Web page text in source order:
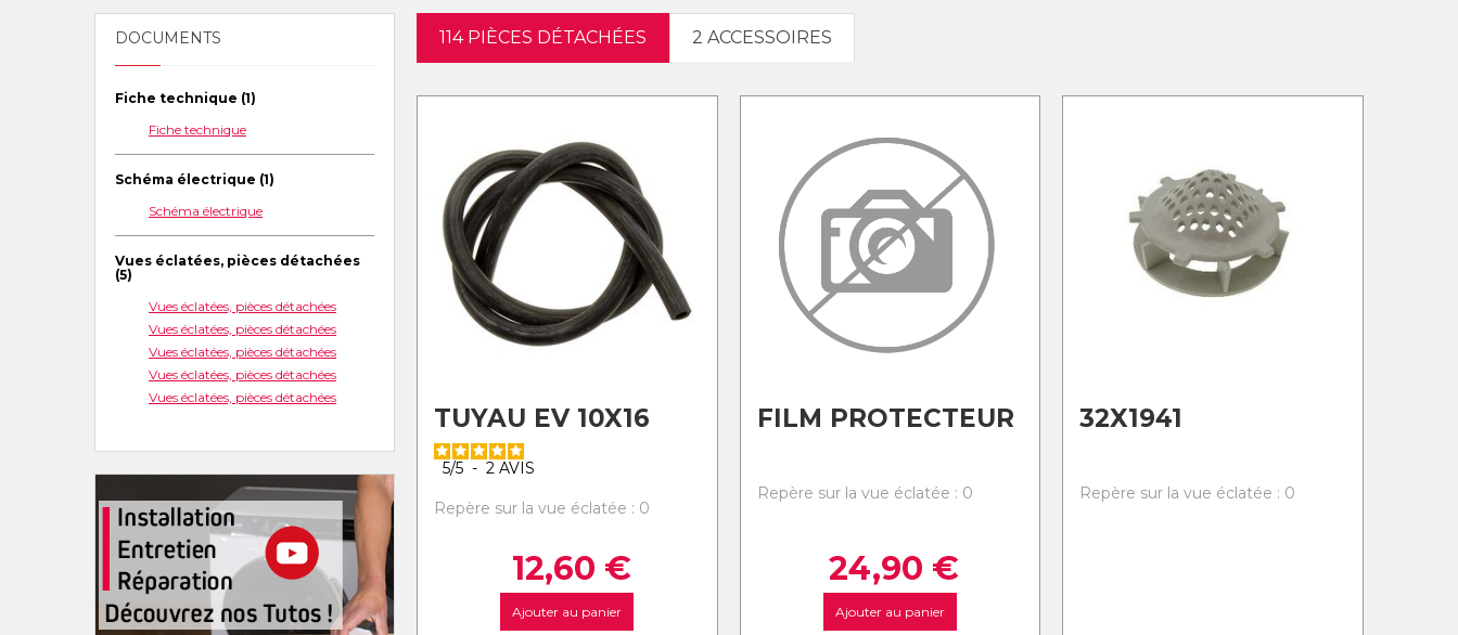
DOCUMENTS
Fiche technique (1)
Fiche technique
Schéma électrique (1)
Schéma électrique
Vues éclatées, pièces détachées
(5)
Vues éclatées, pièces détachées
Vues éclatées, pièces détachées
Vues éclatées, pièces détachées
Vues éclatées, pièces détachées
Vues éclatées, pièces détachées
114 PIÈCES DÉTACHÉES 2 ACCESSOIRES
TUYAU EV 10X16
5/5 - 2 AVIS
Repère sur la vue éclatée : 0
12,60 €
Ajouter au panier
FILM PROTECTEUR
Repère sur la vue éclatée : 0
24,90 €
Ajouter au panier
32X1941
Repère sur la vue éclatée : 0